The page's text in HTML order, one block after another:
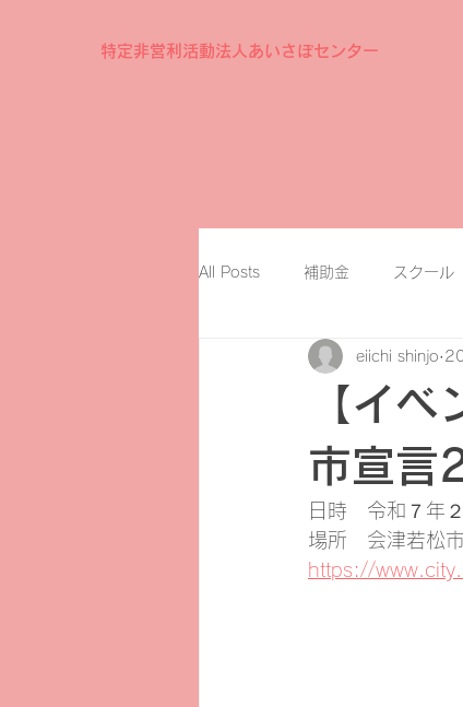
特定非営利活動法人あいさぽセンター
All Posts 補助金 スクール
【イ
市宣言
eiichi shinjo
日時　令和７年
場所　会津若松
https://